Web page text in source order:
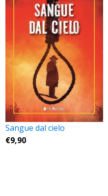
Sangue dal cielo
€9,90